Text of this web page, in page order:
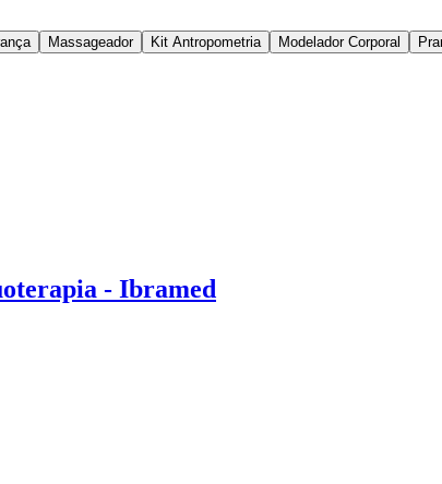
Massageador Kit Antropometria Modelador Corporal
- Ibramed